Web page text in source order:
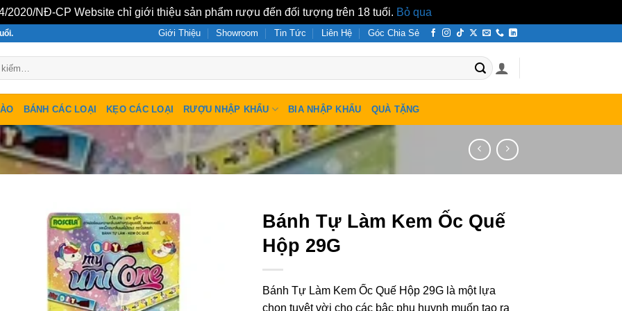
2020/NĐ-CP Website chỉ giới thiệu sản phẩm rượu đến đối tượng trên 18 tuổi. Bỏ qua
Giới Thiệu Showroom Tin Tức Liên Hệ Góc Chia Sẻ
BÁNH CÁC LOẠI KẸO CÁC LOẠI RƯỢU NHẬP KHẨU BIA NHẬP KHẨU QUÀ TẶNG
Bánh Tự Làm Kem Ốc Quế
Hộp 29G
Bánh Tự Làm Kem Ốc Quế Hộp 29G là một lựa
chọn tuyệt vời cho các bậc phụ huynh muốn tạo ra